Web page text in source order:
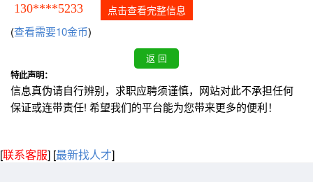
130****5233 点击查看完整信息
(查看需要10金币)
特此声明：
信息真伪请自行辨别，求职应聘须谨慎，网站对此不承担任何
保证或连带责任! 希望我们的平台能为您带来更多的便利！
[联系客服] [最新找人才]